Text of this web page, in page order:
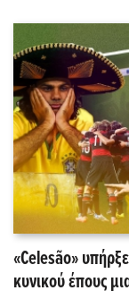
«Celesão»
κυνικού έπους